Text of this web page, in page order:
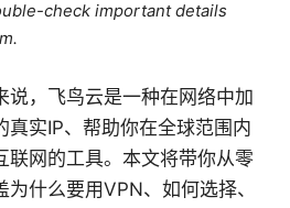
check important details
说，飞鸟云是一种在网络中加
真实IP、帮助你在全球范围内
联网的工具。本文将带你从零
什么要用VPN、如何选择、